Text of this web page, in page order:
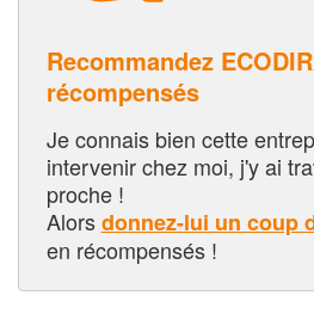
Recommandez
récompensés
Je connais bien cette
intervenir chez moi, j'y ai
proche !
Alorsdonnez-lui un coup
en récompensés !